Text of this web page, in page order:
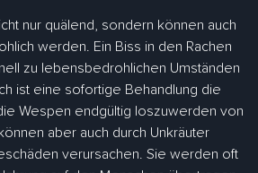
nur quälend, sondern können auch
werden. Ein Biss in den Rachen
zu lebensbedrohlichen Umständen
ist eine sofortige Behandlung die
Wespen endgültig loszuwerden von
aber auch durch Unkräuter
verursachen. Sie werden oft